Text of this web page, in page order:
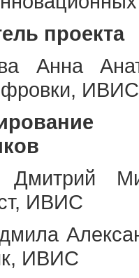
проекта
Анна
ИВИС
Дмитрий
ИВИС
ИВИС